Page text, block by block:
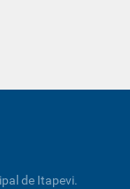
de Itapevi.